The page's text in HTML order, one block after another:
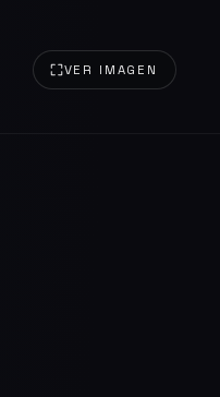
VER IMAGEN